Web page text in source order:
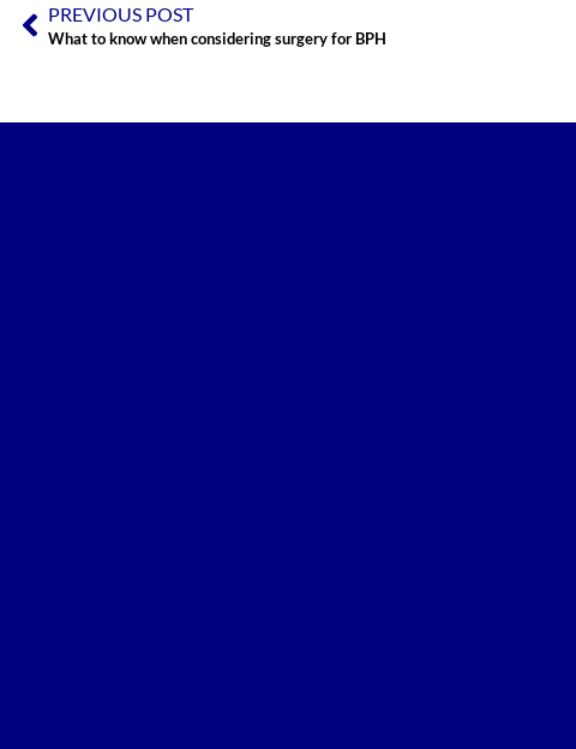
PREVIOUS POST
What to know when considering surgery for BPH